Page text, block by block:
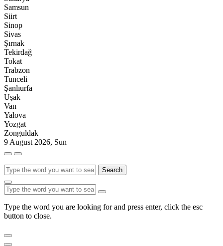
Samsun
Siirt
Sinop
Sivas
Şırnak
Tekirdağ
Tokat
Trabzon
Tunceli
Şanlıurfa
Uşak
Van
Yalova
Yozgat
Zonguldak
9 August 2026, Sun
Search
Type the word you are looking for and press enter, click the esc
button to close.